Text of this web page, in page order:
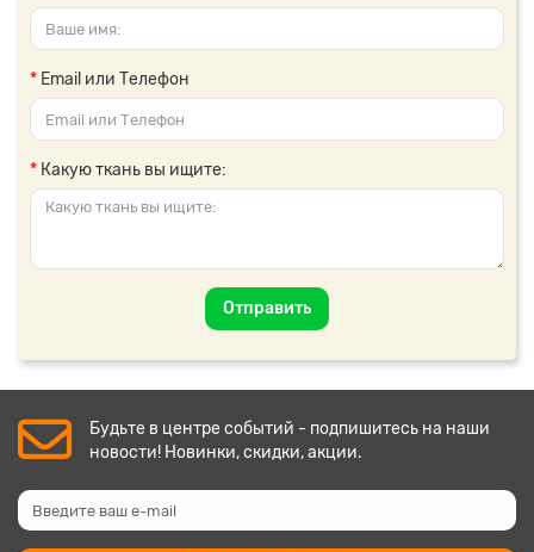
Email или Телефон
Какую ткань вы ищите:
Отправить
Будьте в центре событий - подпишитесь на наши
новости! Новинки, скидки, акции.